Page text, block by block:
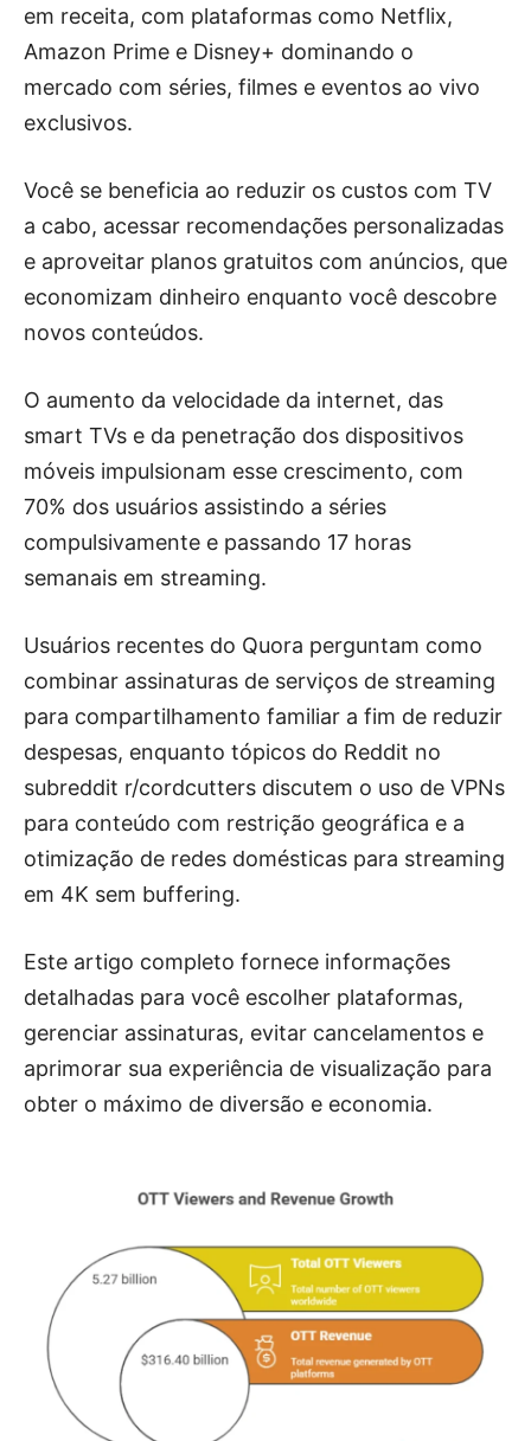
em receita, com plataformas como Netflix,
Amazon Prime e Disney+ dominando o
mercado com séries, filmes e eventos ao vivo
exclusivos.
Você se beneficia ao reduzir os custos com TV
a cabo, acessar recomendações personalizadas
e aproveitar planos gratuitos com anúncios, que
economizam dinheiro enquanto você descobre
novos conteúdos.
O aumento da velocidade da internet, das
smart TVs e da penetração dos dispositivos
móveis impulsionam esse crescimento, com
70% dos usuários assistindo a séries
compulsivamente e passando 17 horas
semanais em streaming.
Usuários recentes do Quora perguntam como
combinar assinaturas de serviços de streaming
para compartilhamento familiar a fim de reduzir
despesas, enquanto tópicos do Reddit no
subreddit r/cordcutters discutem o uso de VPNs
para conteúdo com restrição geográfica e a
otimização de redes domésticas para streaming
em 4K sem buffering.
Este artigo completo fornece informações
detalhadas para você escolher plataformas,
gerenciar assinaturas, evitar cancelamentos e
aprimorar sua experiência de visualização para
obter o máximo de diversão e economia.